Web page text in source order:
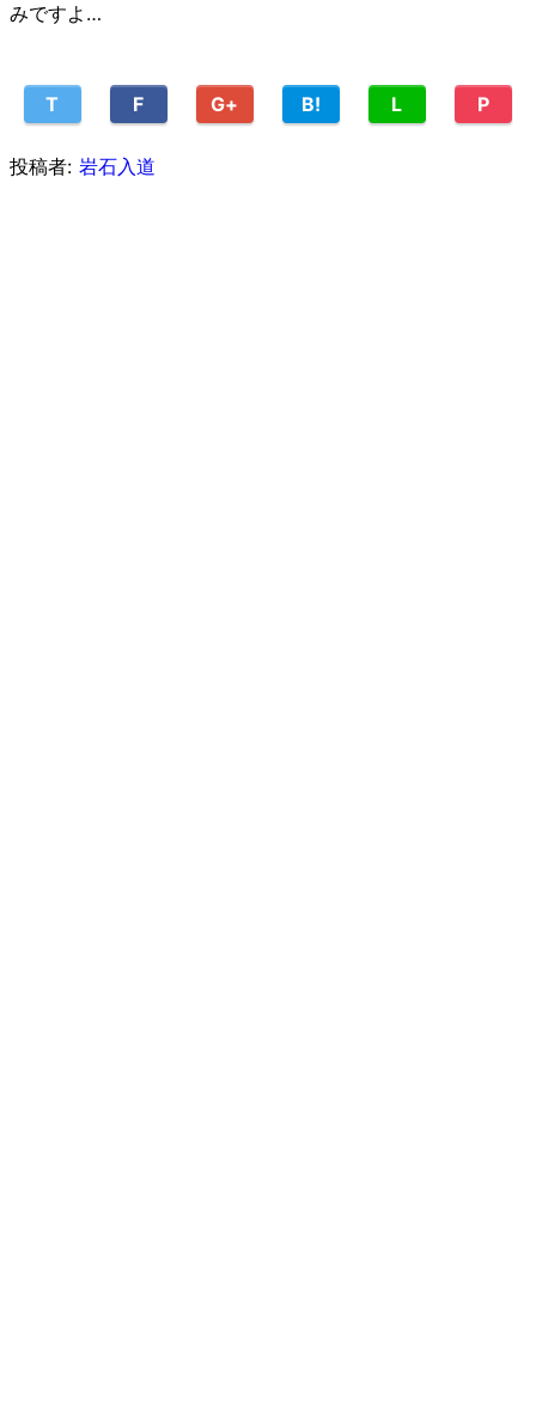
みですよ…
T F G+ B! L P
投稿者: 岩石入道